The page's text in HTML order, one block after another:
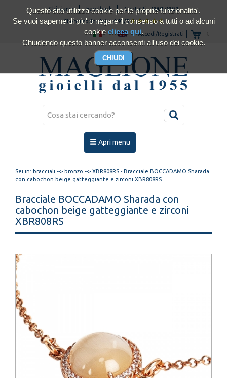
Chi siamo Feedback Contatti-800178921
Clienti soddisfatti 4.93/5
Accedi/Registrati
Apri menu
Sei in: bracciali --> bronzo --> XBR808RS - Bracciale BOCCADAMO Sharada
con cabochon beige gatteggiante e zirconi XBR808RS
Bracciale BOCCADAMO Sharada con
cabochon beige gatteggiante e zirconi
XBR808RS
Questo sito utilizza cookie per le proprie funzionalita'.
Se vuoi saperne di piu' o negare il consenso a tutti o ad alcuni
cookie clicca qui.
Chiudendo questo banner acconsenti all'uso dei cookie.